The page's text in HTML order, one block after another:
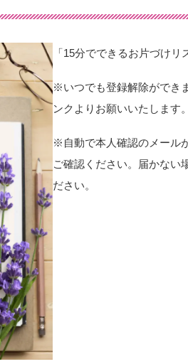
「15分でできるお片づけリ
※いつでも登録解除ができ
ンクよりお願いいたします
※自動で本人確認のメール
ご確認ください。届かない
ださい。